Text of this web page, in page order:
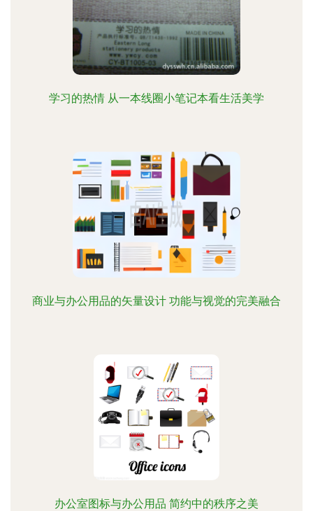
学习的热情 从一本线圈小笔记本看生活美学
商业与办公用品的矢量设计 功能与视觉的完美融合
办公室图标与办公用品 简约中的秩序之美